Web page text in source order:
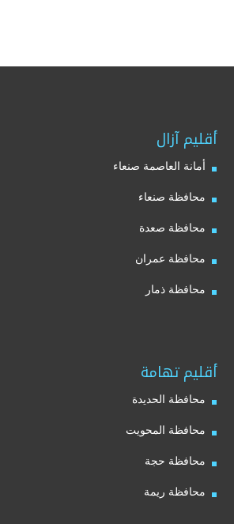
أقليم آزال
أمانة العاصمة صنعاء
محافظة صنعاء
محافظة صعدة
محافظة عمران
محافظة ذمار
أقليم تهامة
محافظة الحديدة
محافظة المحويت
محافظة حجة
محافظة ريمة